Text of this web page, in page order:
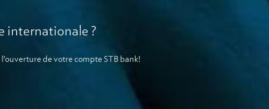
internationale ?
de votre compte STB bank!